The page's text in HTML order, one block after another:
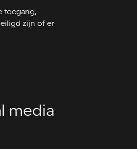
toegang,
zijn of er
media